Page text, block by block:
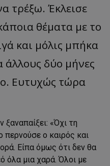
τρέξω. Έκλεισε
θέματα με το
και μόλις μπήκα
δύο μήνες
Ευτυχώς τώρα
«Όχι τη
ο καιρός και
Είπα όμως ότι δεν θα
μια χαρά. Όλοι με